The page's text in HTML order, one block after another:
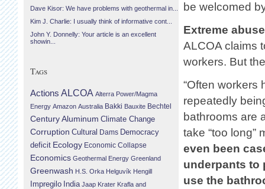
be welcomed
Extreme
ALCOA claims
workers. But
“Often workers
repeatedly
bathrooms are
take “too long”
even been
underpants to
use the
Dave Kisor: We have problems with geothermal in...
Kim J. Charlie: I usually think of informative cont...
John Y. Donnelly: Your article is an excellent
showin...
Tags
Actions ALCOA Alterra Power/Magma
Energy Amazon Australia Bakki Bauxite Bechtel
Century Aluminum Climate Change
Corruption Cultural Dams Democracy
deficit Ecology Economic Collapse
Economics Geothermal Energy Greenland
Greenwash H.S. Orka Helguvík Hengill
Impregilo India Jaap Krater Krafla and